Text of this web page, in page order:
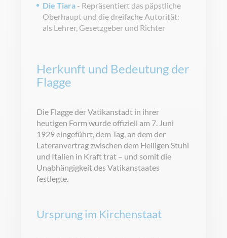
Die Tiara - Repräsentiert das päpstliche
Oberhaupt und die dreifache Autorität:
als Lehrer, Gesetzgeber und Richter
Herkunft und Bedeutung der
Flagge
Die Flagge der Vatikanstadt in ihrer
heutigen Form wurde offiziell am 7. Juni
1929 eingeführt, dem Tag, an dem der
Lateranvertrag zwischen dem Heiligen Stuhl
und Italien in Kraft trat – und somit die
Unabhängigkeit des Vatikanstaates
festlegte.
Ursprung im Kirchenstaat